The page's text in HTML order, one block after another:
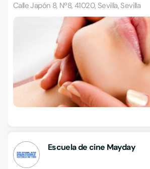
Calle Japón 8, Nº8, 41020, Sevilla, Sevilla
Escuela de cine Mayday